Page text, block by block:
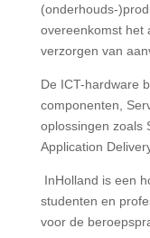
(onderhouds-
overeenkomst het
verzorgen van
De ICT-hardware
componenten,
oplossingen zoals
Application
InHolland is een
studenten en
voor de